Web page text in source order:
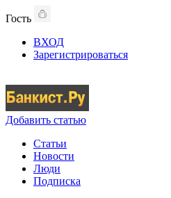
Гость
ВХОД
Зарегистрироваться
Добавить статью
Статьи
Новости
Люди
Подписка